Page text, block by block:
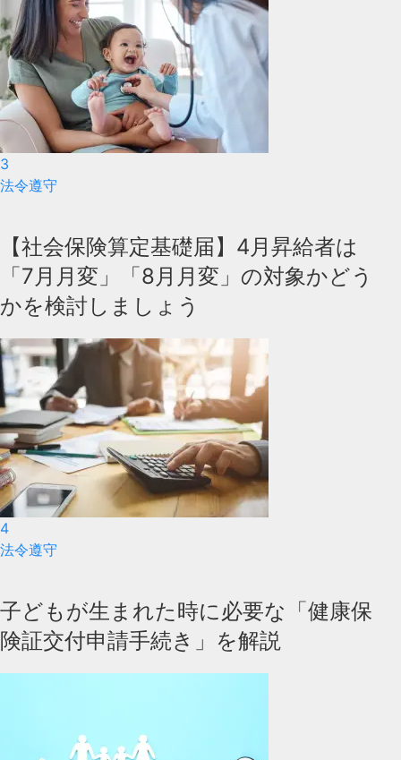
3
法令遵守
【社会保険算定基礎届】4月昇給者は
「7月月変」「8月月変」の対象かどう
かを検討しましょう
4
法令遵守
子どもが生まれた時に必要な「健康保
険証交付申請手続き」を解説